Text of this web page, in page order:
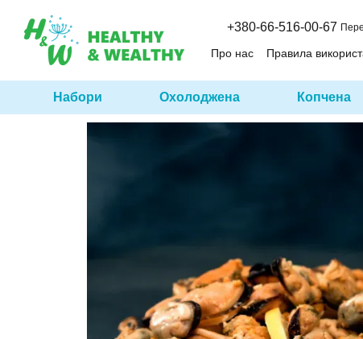
+380-66-516-00-67
Про нас Правила
Набори Охолоджена Копчена